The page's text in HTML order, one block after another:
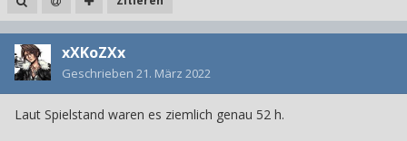
xXKoZXx
Geschrieben 21. März 2022
Laut Spielstand waren es ziemlich genau 52 h.